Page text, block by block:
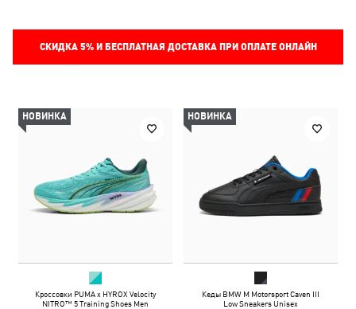
СКИДКА 5%И БЕСПЛАТНАЯ ДОСТАВКА ПРИ ОПЛАТЕ ОНЛАЙН
НОВИНКА
Кроссовки PUMA x HYROX Velocity
NITRO™ 5 Training Shoes Men
НОВИНКА
Кеды BMW M Motorsport Caven III
Low Sneakers Unisex